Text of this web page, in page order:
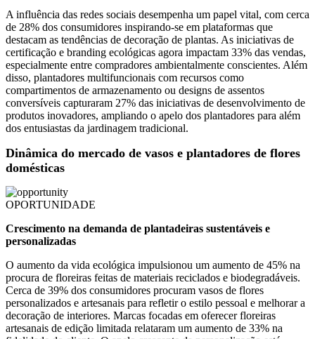
A influência das redes sociais desempenha um papel vital, com cerca
de 28% dos consumidores inspirando-se em plataformas que
destacam as tendências de decoração de plantas. As iniciativas de
certificação e branding ecológicas agora impactam 33% das vendas,
especialmente entre compradores ambientalmente conscientes. Além
disso, plantadores multifuncionais com recursos como
compartimentos de armazenamento ou designs de assentos
conversíveis capturaram 27% das iniciativas de desenvolvimento de
produtos inovadores, ampliando o apelo dos plantadores para além
dos entusiastas da jardinagem tradicional.
Dinâmica do mercado de vasos e plantadores de flores
domésticas
OPORTUNIDADE
Crescimento na demanda de plantadeiras sustentáveis ​​e
personalizadas
O aumento da vida ecológica impulsionou um aumento de 45% na
procura de floreiras feitas de materiais reciclados e biodegradáveis.
Cerca de 39% dos consumidores procuram vasos de flores
personalizados e artesanais para refletir o estilo pessoal e melhorar a
decoração de interiores. Marcas focadas em oferecer floreiras
artesanais de edição limitada relataram um aumento de 33% na